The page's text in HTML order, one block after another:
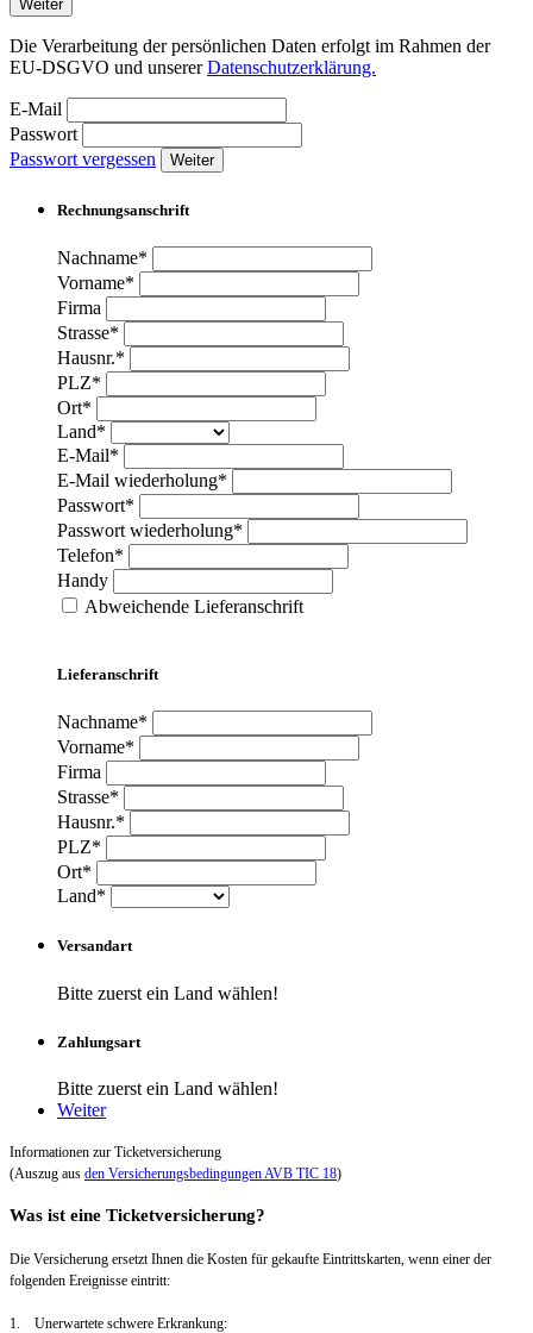
Weiter
Die Verarbeitung der persönlichen Daten erfolgt im Rahmen der
EU-DSGVO und unsererDatenschutzerklärung.
E-Mail
Passwort
Passwort vergessen
Weiter
Rechnungsanschrift
Nachname*
Vorname*
Firma
Strasse*
Hausnr.*
PLZ*
Ort*
Land*
E-Mail*
E-Mail wiederholung*
Passwort*
Passwort wiederholung*
Telefon*
Handy
Abweichende Lieferanschrift
Lieferanschrift
Nachname*
Vorname*
Firma
Strasse*
Hausnr.*
PLZ*
Ort*
Land*
Versandart
Bitte zuerst ein Land wählen!
Zahlungsart
Bitte zuerst ein Land wählen!
Weiter
Informationen zur Ticketversicherung
(Auszug aus den Versicherungsbedingungen AVB TIC 18)
Was ist eine Ticketversicherung?
Die Versicherung ersetzt Ihnen die Kosten für gekaufte Eintrittskarten, wenn einer der
folgenden Ereignisse eintritt:
1. Unerwartete schwere Erkrankung: